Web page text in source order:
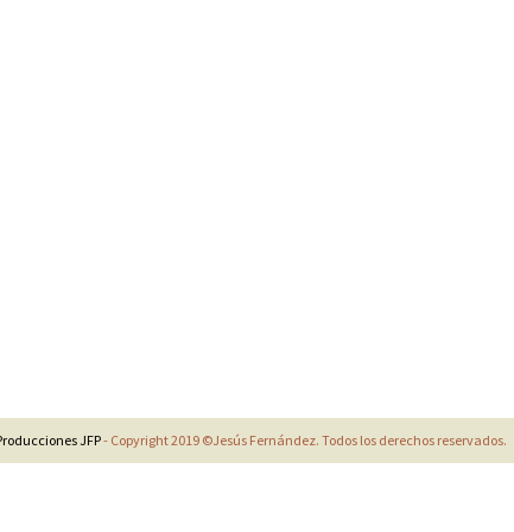
JFP- Copyright 2019 ©Jesús Fernández. Todos los derechos reservados.